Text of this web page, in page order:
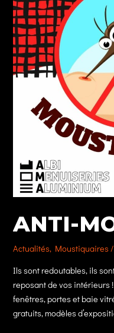
ANTI-
Actualités, Moustiquaires
Ils sont redoutables, ils
reposant de vos intérieurs
fenêtres, portes et baie
gratuits, modèles